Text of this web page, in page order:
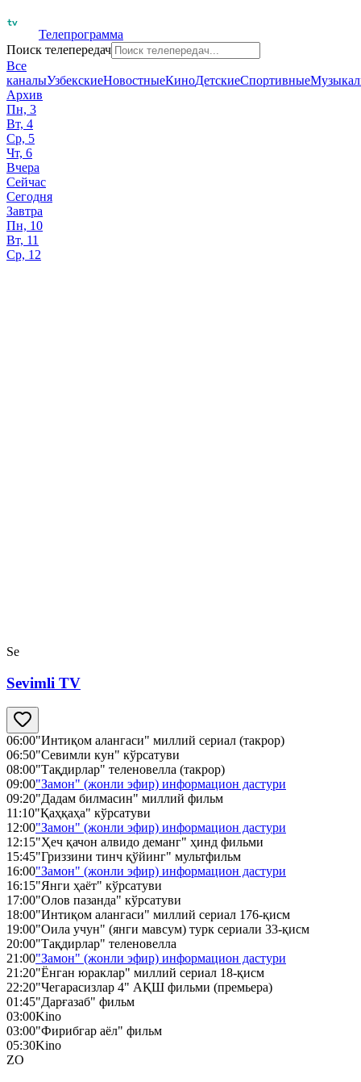
Телепрограмма
Поиск телепередач
Все
каналыУзбекскиеНовостныеКиноДетскиеСпортивные
Архив
Пн, 3
Вт, 4
Ср, 5
Чт, 6
Вчера
Сейчас
Сегодня
Завтра
Пн, 10
Вт, 11
Ср, 12
Se
Sevimli TV
06:00"Интиқом алангаси" миллий сериал (такрор)
06:50"Севимли кун" кўрсатуви
08:00"Тақдирлар" теленовелла (такрор)
09:00"Замон" (жонли эфир) информацион дастури
09:20"Дадам билмасин" миллий фильм
11:10"Қаҳқаҳа" кўрсатуви
12:00"Замон" (жонли эфир) информацион дастури
12:15"Ҳеч қачон алвидо деманг" ҳинд фильми
15:45"Гриззини тинч қўйинг" мультфильм
16:00"Замон" (жонли эфир) информацион дастури
16:15"Янги ҳаёт" кўрсатуви
17:00"Олов пазанда" кўрсатуви
18:00"Интиқом алангаси" миллий сериал 176-қисм
19:00"Оила учун" (янги мавсум) турк сериали 33-қисм
20:00"Тақдирлар" теленовелла
21:00"Замон" (жонли эфир) информацион дастури
21:20"Ёнган юраклар" миллий сериал 18-қисм
22:20"Чегарасизлар 4" АҚШ фильми (премьера)
01:45"Дарғазаб" фильм
03:00Kino
03:00"Фирибгар аёл" фильм
05:30Kino
ZO